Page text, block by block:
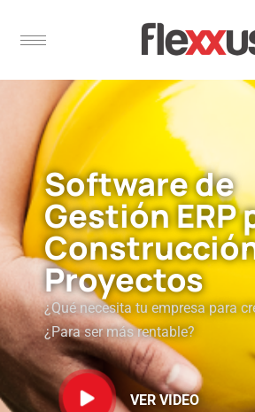
Software de
Gestión ERP
Proyectos
¿Qué necesita tu empresa para
¿Para ser más rentable?
VER VIDEO